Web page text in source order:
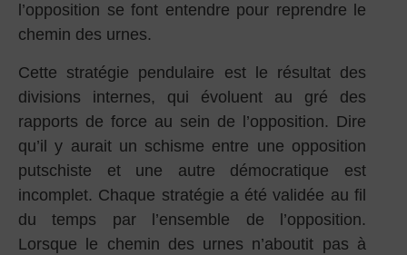
l’opposition se font entendre pour reprendre le
chemin des urnes.
Cette stratégie pendulaire est le résultat des
divisions internes, qui évoluent au gré des
rapports de force au sein de l’opposition. Dire
qu’il y aurait un schisme entre une opposition
putschiste et une autre démocratique est
incomplet. Chaque stratégie a été validée au fil
du temps par l’ensemble de l’opposition.
Lorsque le chemin des urnes n’aboutit pas à